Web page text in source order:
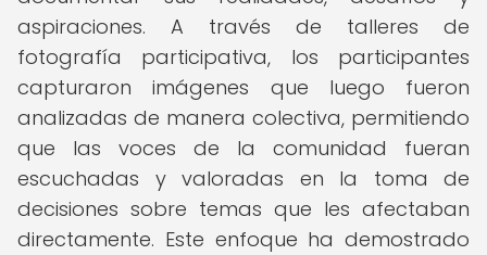
aspiraciones. A través de talleres de
fotografía participativa, los participantes
capturaron imágenes que luego fueron
analizadas de manera colectiva, permitiendo
que las voces de la comunidad fueran
escuchadas y valoradas en la toma de
decisiones sobre temas que les afectaban
directamente. Este enfoque ha demostrado